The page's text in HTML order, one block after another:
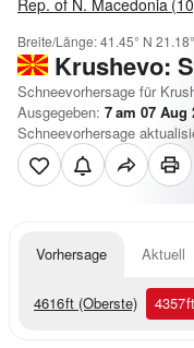
Rep. of N. Macedonia
Breite/Länge:41.45° N
Krushevo:
Schneevorhersage für
Ausgegeben: 7 am 07 Aug
Schneevorhersage
Vorhersage Aktuell
4616ft (Oberste) 4357ft